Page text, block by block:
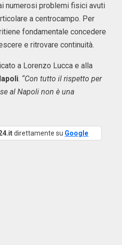
numerosi problemi fisici avuti
a centrocampo. Per
fondamentale concedere
e ritrovare continuità.
a Lorenzo Lucca e alla
. “Con tutto il rispetto per
al Napoli non è una
direttamente su Google